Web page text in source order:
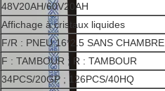
48V20AH/60V20AH
Affichage à cristaux liquides
F/R : PNEU 16*2.5 SANS CHAMBRE
F : TAMBOUR ; R : TAMBOUR
34PCS/20GP ; 126PCS/40HQ